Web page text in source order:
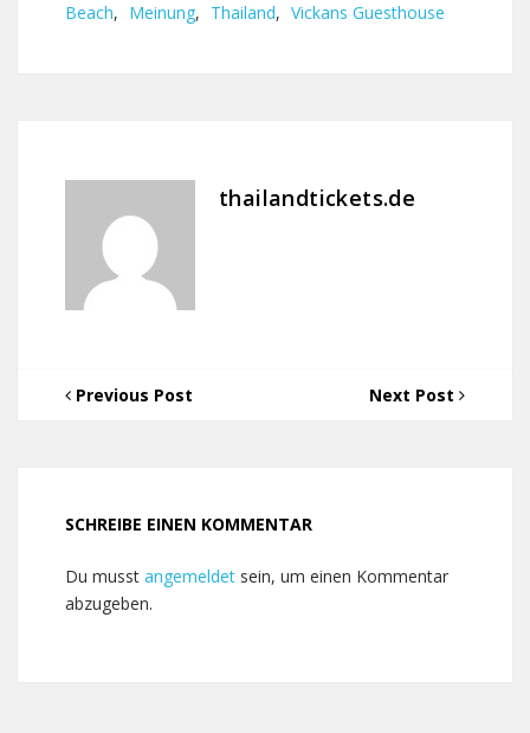
Beach, Meinung, Thailand, Vickans Guesthouse
thailandtickets.de
Previous Post Next Post
SCHREIBE EINEN KOMMENTAR
Du musst angemeldet sein, um einen Kommentar
abzugeben.